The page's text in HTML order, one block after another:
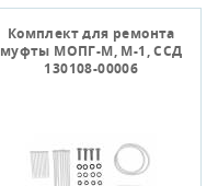
Комплект для ремонта
муфты МОПГ-М, М-1, ССД
130108-00006